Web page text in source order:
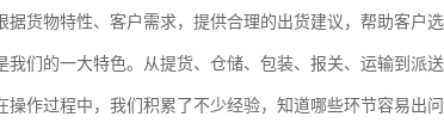
据货物特性、客户需求，提供合理的出货建议，帮助客户选
我们的一大特色。从提货、仓储、包装、报关、运输到派
操作过程中，我们积累了不少经验，知道哪些环节容易出